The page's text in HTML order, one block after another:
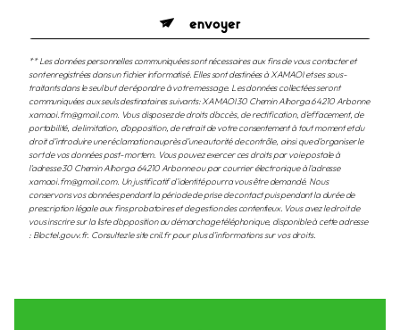
envoyer
** Les données personnelles communiquées sont nécessaires aux fins de vous contacter et
sont enregistrées dans un fichier informatisé. Elles sont destinées à XAMAOI et ses sous-
traitants dans le seul but de répondre à votre message. Les données collectées seront
communiquées aux seuls destinataires suivants: XAMAOI 30 Chemin Alhorga 64210 Arbonne
xamaoi.fm@gmail.com. Vous disposez de droits d’accès, de rectification, d’effacement, de
portabilité, de limitation, d’opposition, de retrait de votre consentement à tout moment et du
droit d’introduire une réclamation auprès d’une autorité de contrôle, ainsi que d’organiser le
sort de vos données post-mortem. Vous pouvez exercer ces droits par voie postale à
l'adresse 30 Chemin Alhorga 64210 Arbonne ou par courrier électronique à l'adresse
xamaoi.fm@gmail.com. Un justificatif d'identité pourra vous être demandé. Nous
conservons vos données pendant la période de prise de contact puis pendant la durée de
prescription légale aux fins probatoires et de gestion des contentieux. Vous avez le droit de
vous inscrire sur la liste d'opposition au démarchage téléphonique, disponible à cette adresse
: Bloctel.gouv.fr. Consultez le site cnil.fr pour plus d’informations sur vos droits.